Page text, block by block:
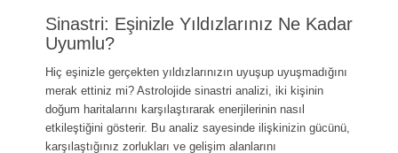
Sinastri: Eşinizle Yıldızlarınız Ne Kadar
Uyumlu?
Hiç eşinizle gerçekten yıldızlarınızın uyuşup uyuşmadığını
merak ettiniz mi? Astrolojide sinastri analizi, iki kişinin
doğum haritalarını karşılaştırarak enerjilerinin nasıl
etkileştiğini gösterir. Bu analiz sayesinde ilişkinizin gücünü,
karşılaştığınız zorlukları ve gelişim alanlarını